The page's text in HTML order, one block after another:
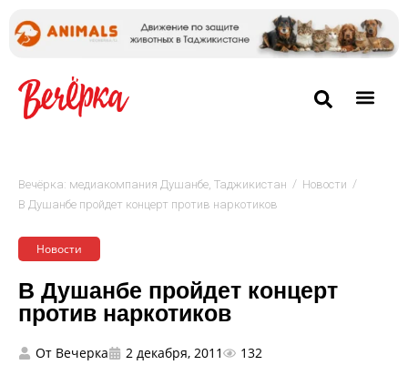
Вечёрка: медиакомпания Душанбе, Таджикистан / Новости /
В Душанбе пройдет концерт против наркотиков
Новости
В Душанбе пройдет концерт
против наркотиков
От Вечерка 2 декабря, 2011 132